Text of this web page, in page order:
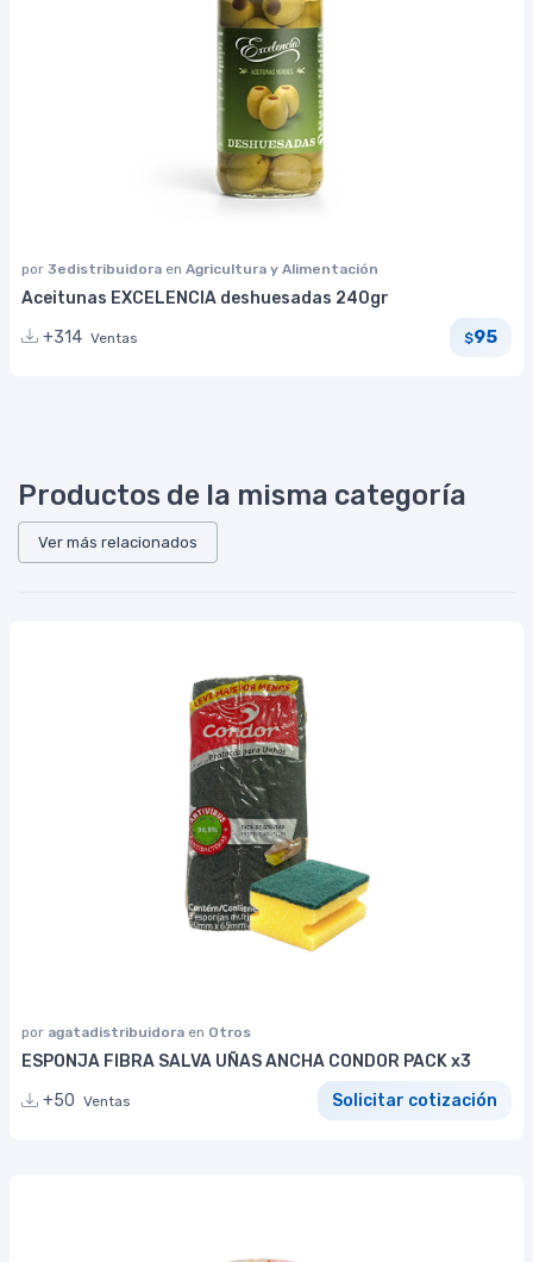
por 3edistribuidora en Agricultura y Alimentación
Aceitunas EXCELENCIA deshuesadas 240gr
+314 Ventas $95
Productos de la misma categoría
Ver más relacionados
por agatadistribuidora en Otros
ESPONJA FIBRA SALVA UÑAS ANCHA CONDOR PACK x3
+50 Ventas Solicitar cotización